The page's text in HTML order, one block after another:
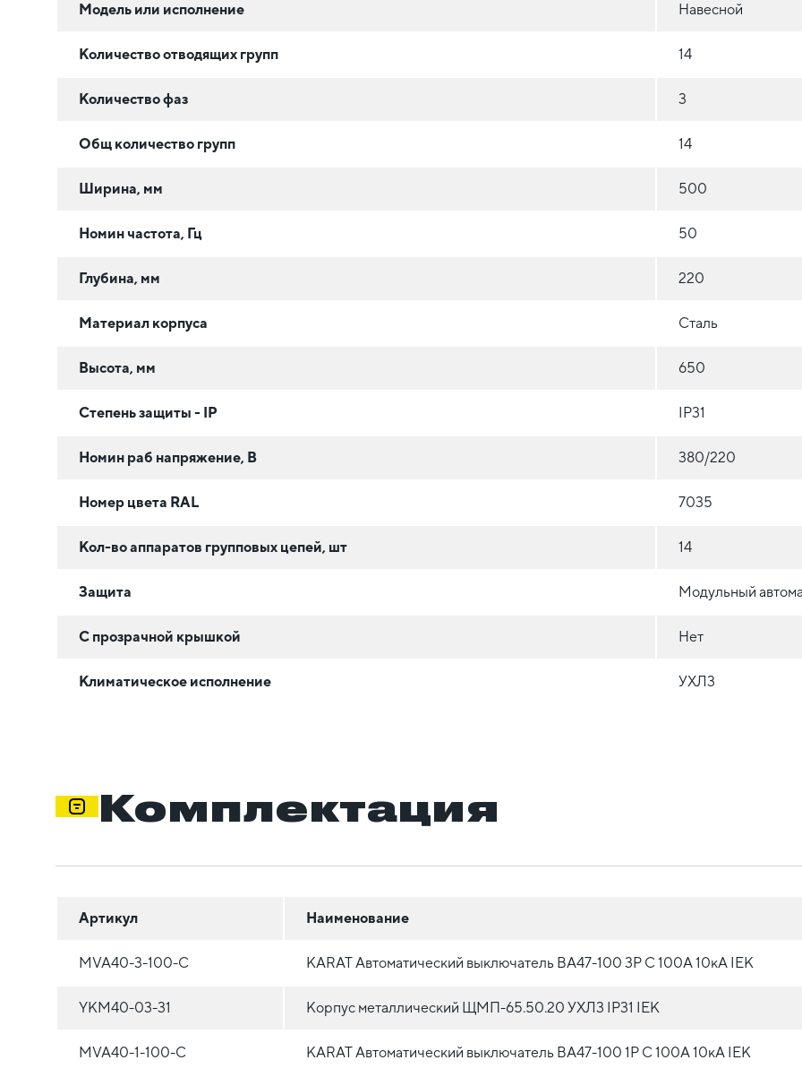
Модель или исполнение Навесной
Количество отводящих групп 14
Количество фаз 3
Общ количество групп 14
Ширина, мм 500
Номин частота, Гц 50
Глубина, мм 220
Материал корпуса Сталь
Высота, мм 650
Степень защиты - IP IP31
Номин раб напряжение, В 380/220
Номер цвета RAL 7035
Кол-во аппаратов групповых цепей, шт 14
Защита Модульный
С прозрачной крышкой Нет
Климатическое исполнение УХЛ3
Комплектация
Артикул Наименование
MVA40-3-100-C KARAT Автоматический выключатель ВА47-100 3P C 100А 10кА IEK
YKM40-03-31 Корпус металлический ЩМП-65.50.20 УХЛ3 IP31 IEK
MVA40-1-100-C KARAT Автоматический выключатель ВА47-100 1P C 100А 10кА IEK